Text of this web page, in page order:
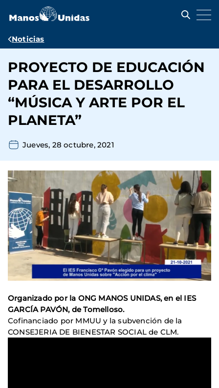
contenido
Ruta
navegación
Noticias
PROYECTO DE EDUCACIÓN
PARA EL DESARROLLO
“MÚSICA Y ARTE POR EL
PLANETA”
Jueves, 28 octubre, 2021
Organizado por la ONG MANOS UNIDAS, en el IES
GARCÍA PAVÓN, de Tomelloso.
Cofinanciado por MMUU y la subvención de la
CONSEJERIA DE BIENESTAR SOCIAL de CLM.